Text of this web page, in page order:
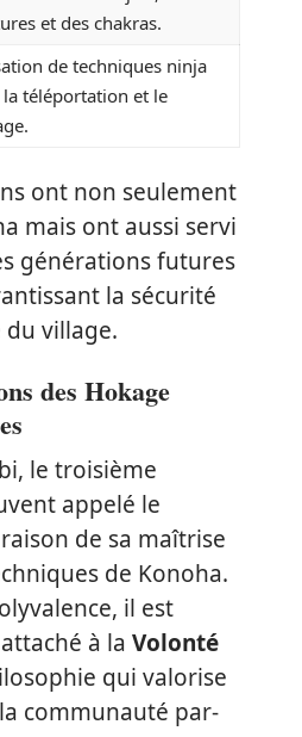
et des chakras.
de techniques ninja
téléportation et le
ont non seulement
mais ont aussi servi
générations futures
la sécurité
village.
des Hokage
le troisième
appelé le
raison de sa maîtrise
de Konoha.
il est
à la Volonté
qui valorise
communauté par-